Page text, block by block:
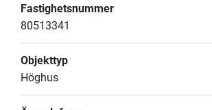
Fastighetsnummer
80513341
Objekttyp
Höghus